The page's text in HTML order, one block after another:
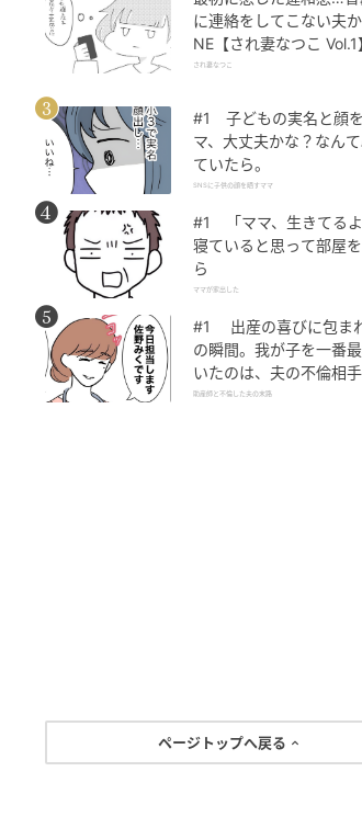
に連絡をしてこない夫
NE【され妻なつこ Vol.1
され妻なつこ
#1 子どもの実名と顔
マ、大丈夫かな？なん
ていたら。
SNSに子供の顔を晒すママ
#1 「ママ、生きてるよ
寝ていると思って部屋
ら
ママが家出した
#1 出産の喜びに包ま
の瞬間。我が子を一番
いたのは、夫の不倫相
た。
助産師と不倫した夫の末路
ページトップへ戻る